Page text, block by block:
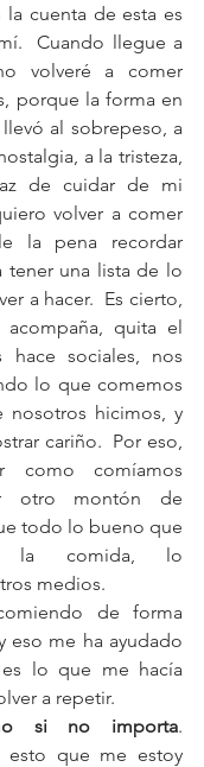
cuenta de esta es
Cuando llegue a
volveré a comer
porque la forma en
al sobrepeso, a
a la tristeza,
de cuidar de mi
volver a comer
la pena recordar
tener una lista de lo
a hacer.  Es cierto,
quita el
hace sociales, nos
lo que comemos
hicimos, y
cariño.  Por eso,
como comíamos
otro montón de
todo lo bueno que
la comida, lo
medios.
de forma
eso me ha ayudado
lo que me hacía
a repetir.
si no importa.
esto que me estoy